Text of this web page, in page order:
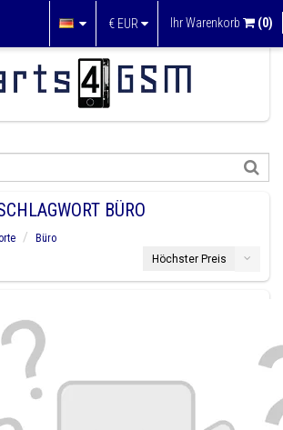
€ EUR Ihr Warenkorb (0)
BÜRO
Büro
Höchster Preis